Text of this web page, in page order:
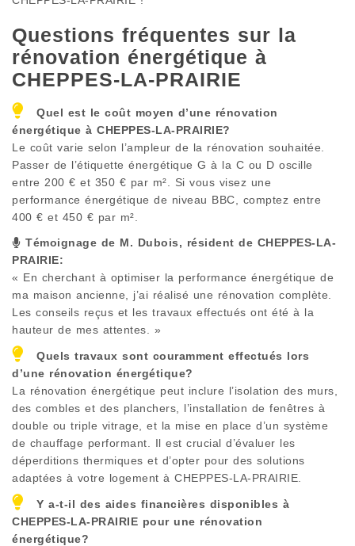
Questions fréquentes sur la
rénovation énergétique à
CHEPPES-LA-PRAIRIE
Quel est le coût moyen d’une rénovation
énergétique à CHEPPES-LA-PRAIRIE?
Le coût varie selon l’ampleur de la rénovation souhaitée.
Passer de l’étiquette énergétique G à la C ou D oscille
entre 200 € et 350 € par m². Si vous visez une
performance énergétique de niveau BBC, comptez entre
400 € et 450 € par m².
Témoignage de M. Dubois, résident de CHEPPES-LA-
PRAIRIE:
« En cherchant à optimiser la performance énergétique de
ma maison ancienne, j’ai réalisé une rénovation complète.
Les conseils reçus et les travaux effectués ont été à la
hauteur de mes attentes. »
Quels travaux sont couramment effectués lors
d’une rénovation énergétique?
La rénovation énergétique peut inclure l’isolation des murs,
des combles et des planchers, l’installation de fenêtres à
double ou triple vitrage, et la mise en place d’un système
de chauffage performant. Il est crucial d’évaluer les
déperditions thermiques et d’opter pour des solutions
adaptées à votre logement à CHEPPES-LA-PRAIRIE
Y a-t-il des aides financières disponibles à
CHEPPES-LA-PRAIRIE pour une rénovation
énergétique?